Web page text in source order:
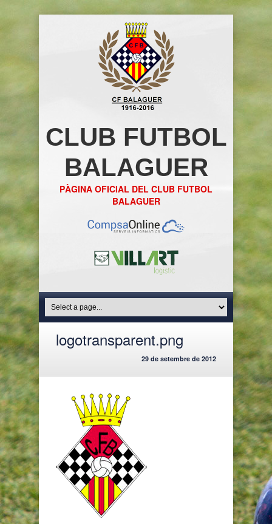
CLUB FUTBOL
BALAGUER
PÀGINA OFICIAL DEL CLUB FUTBOL
BALAGUER
logotransparent.png
29 de setembre de 2012